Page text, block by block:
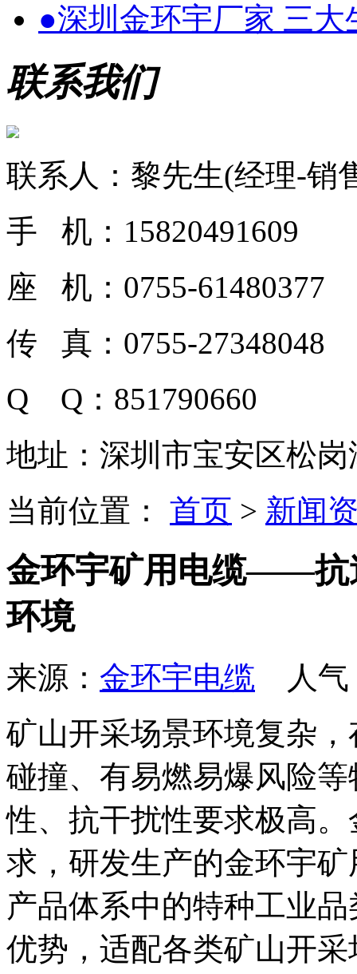
●深圳金环宇厂家 三
联系我们
联系人：黎先生(经理-销
手 机：15820491609
座 机：0755-61480377
传 真：0755-27348048
Q Q：851790660
地址：深圳市宝安区松
当前位置：
首页 > 新闻
金环宇矿用电缆——抗
环境
来源： 金环宇电缆 人气
矿山开采场景环境复杂
碰撞、有易燃易爆风险
性、抗干扰性要求极高
求，研发生产的金环宇
产品体系中的特种工业
优势，适配各类矿山开